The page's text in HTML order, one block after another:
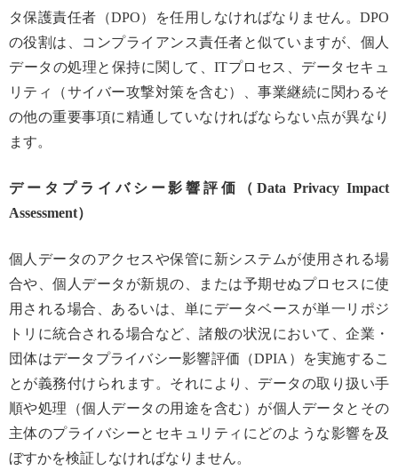
タ保護責任者（DPO）を任用しなければなりません。DPO
の役割は、コンプライアンス責任者と似ていますが、個人
データの処理と保持に関して、ITプロセス、データセキュ
リティ（サイバー攻撃対策を含む）、事業継続に関わるそ
の他の重要事項に精通していなければならない点が異なり
ます。
データプライバシー影響評価（Data Privacy Impact
Assessment）
個人データのアクセスや保管に新システムが使用される場
合や、個人データが新規の、または予期せぬプロセスに使
用される場合、あるいは、単にデータベースが単一リポジ
トリに統合される場合など、諸般の状況において、企業・
団体はデータプライバシー影響評価（DPIA）を実施するこ
とが義務付けられます。それにより、データの取り扱い手
順や処理（個人データの用途を含む）が個人データとその
主体のプライバシーとセキュリティにどのような影響を及
ぼすかを検証しなければなりません。